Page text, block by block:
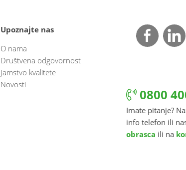
Upoznajte nas
O nama
Društvena odgovornost
Jamstvo kvalitete
Novosti
0800
Imate pitanje?
info telefon ili
obrasca ili na